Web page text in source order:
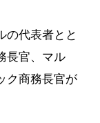
の代表者とと
長官、マル
ク商務長官が